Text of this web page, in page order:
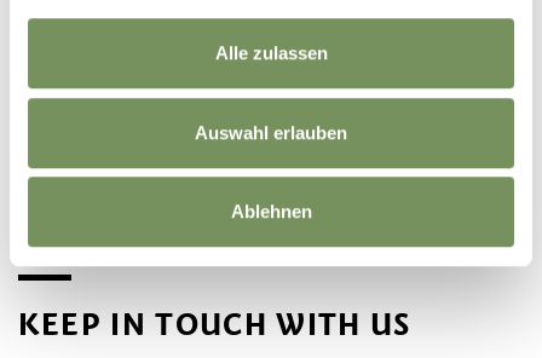
Alle zulassen
Auswahl erlauben
Ablehnen
KEEP IN TOUCH WITH US